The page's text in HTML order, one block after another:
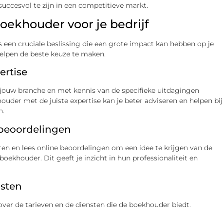
te zijn in een competitieve markt.
voor je bedrijf
een cruciale beslissing die een grote impact kan hebben op je
de beste keuze te maken.
branche en met kennis van de specifieke uitdagingen
met de juiste expertise kan je beter adviseren en helpen bij
en lees online beoordelingen om een idee te krijgen van de
Dit geeft je inzicht in hun professionaliteit en
de tarieven en de diensten die de boekhouder biedt.